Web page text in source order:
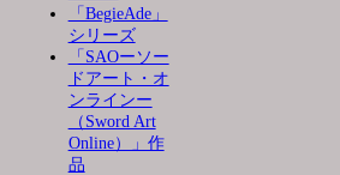
「BegieAde」
シリーズ
「SAOーソー
ドアート・オ
ンラインー
（Sword Art
Online）」作
品